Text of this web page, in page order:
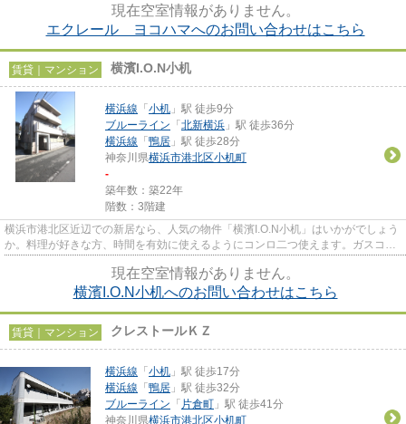
現在空室情報がありません。
エクレール ヨコハマへのお問い合わせはこちら
賃貸｜マンション 横濱I.O.N小机
横浜線 「 小机 」駅 徒歩9分
ブルーライン 「 北新横浜 」駅 徒歩36分
横浜線 「 鴨居 」駅 徒歩28分
神奈川県横浜市港北区小机町
-
築年数：築22年
階数：3階建
横浜市港北区近辺での新居なら、人気の物件「横濱I.O.N小机」はいかがでしょう
か。料理が好きな方、時間を有効に使えるようにコンロ二つ使えます。ガスコン
現在空室情報がありません。
横濱I.O.N小机へのお問い合わせはこちら
賃貸｜マンション クレストールＫＺ
横浜線 「 小机 」駅 徒歩17分
横浜線 「 鴨居 」駅 徒歩32分
ブルーライン 「 片倉町 」駅 徒歩41分
神奈川県横浜市港北区小机町